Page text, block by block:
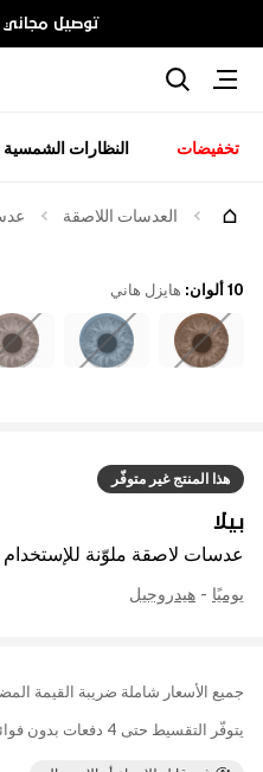
توصيل مجاني
تخفيضات النظارات الشمسية
العدسات اللاصقة
هذا المنتج غير متوفّر
بيلا
عدسات لاصقة ملوّنة للإستخدام
يوميًا - هيدروجيل
جميع الأسعار شاملة ضريبة القيمة
يتوفّر التقسيط حتى 4 دفعات بدون فوائد
10 ألوان : هايزل هاني